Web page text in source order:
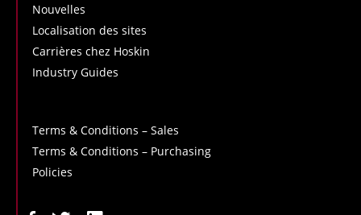
Nouvelles
Localisation des sites
Carrières chez Hoskin
Industry Guides
Terms & Conditions – Sales
Terms & Conditions – Purchasing
Policies